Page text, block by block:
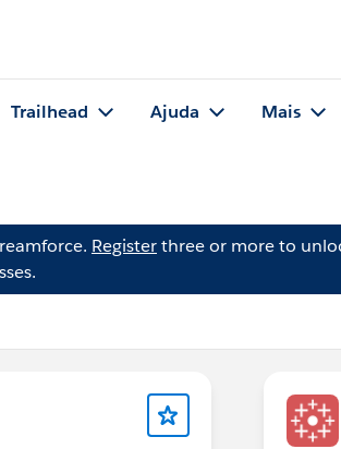
Trailhead Ajuda Mais
Registerthree or more to